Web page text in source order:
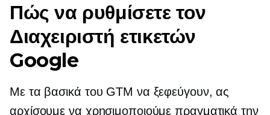
Πώς να ρυθμίσετε τον
Διαχειριστή ετικετών
Google
Με τα βασικά του GTM να ξεφεύγουν, ας
αρχίσουμε να χρησιμοποιούμε πραγματικά την